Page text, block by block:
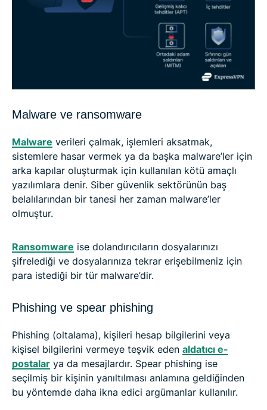
Malware ve ransomware
Malware verileri çalmak, işlemleri aksatmak,
sistemlere hasar vermek ya da başka malware’ler için
arka kapılar oluşturmak için kullanılan kötü amaçlı
yazılımlara denir. Siber güvenlik sektörünün baş
belalılarından bir tanesi her zaman malware’ler
olmuştur.
Ransomware ise dolandırıcıların dosyalarınızı
şifrelediği ve dosyalarınıza tekrar erişebilmeniz için
para istediği bir tür malware’dir.
Phishing ve spear phishing
Phishing (oltalama), kişileri hesap bilgilerini veya
kişisel bilgilerini vermeye teşvik eden aldatıcı e-
postalar ya da mesajlardır. Spear phishing ise
seçilmiş bir kişinin yanıltılması anlamına geldiğinden
bu yöntemde daha ikna edici argümanlar kullanılır.